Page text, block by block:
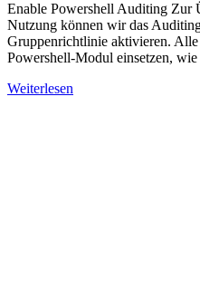
Enable Powershell Auditing Zur
Nutzung können wir das
Gruppenrichtlinie aktivieren.
Powershell-Modul einsetzen,
Weiterlesen